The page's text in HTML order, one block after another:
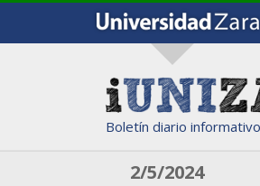
Boletín diario
2/5/2024